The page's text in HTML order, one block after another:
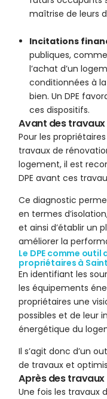
maîtrise de leurs
Incitations
publiques,
l’achat d’un
conditionnées à
bien. Un DPE
ces dispositifs.
Avant des
Pour les
travaux de
logement, il est
DPE avant ces
Ce diagnostic
en termes
et ainsi d’établir un
améliorer la
Le DPE comme
propriétaires à
En identifiant les
les équipements
propriétaires une
possibles et de leur
énergétique du
Il s’agit donc d’un
de travaux et
Après des
Une fois les travaux